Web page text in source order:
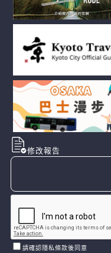
修改報告
請確認隱私條款後同意